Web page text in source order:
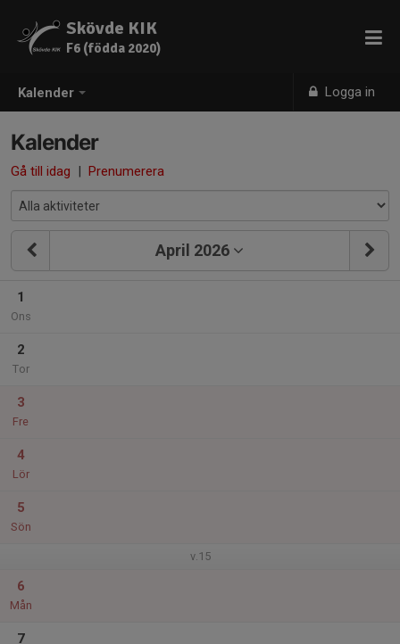
Kalender Logga in
Skövde KIK
F6 (födda 2020)
Kalender
Gå till idag | Prenumerera
April 2026
1
Ons
2
Tor
3
Fre
4
Lör
5
Sön
v.15
6
Mån
7